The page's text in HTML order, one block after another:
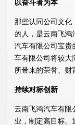
以奋斗者为本
那些认同公司文化
的人，是云南飞鸿
汽车有限公司宝贵
车有限公司将较大
所带来的荣誉、财
持续对标创新
云南飞鸿汽车有限
业，制定高目标。